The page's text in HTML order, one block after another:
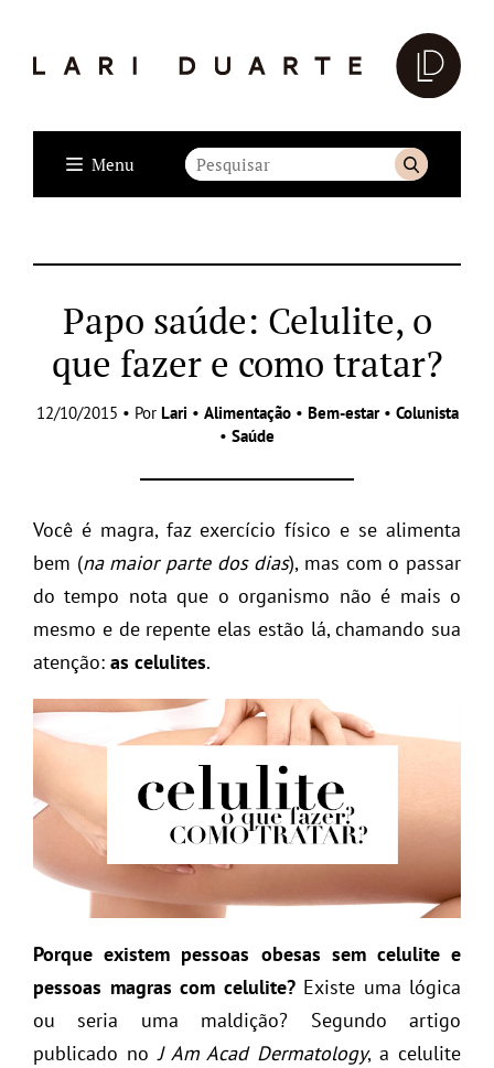
Menu
Papo saúde: Celulite, o
que fazer e como tratar?
12/10/2015 • Por Lari • Alimentação• Bem-estar• Colunista
• Saúde
Você é magra, faz exercício físico e se alimenta
bem (na maior parte dos dias), mas com o passar
do tempo nota que o organismo não é mais o
mesmo e de repente elas estão lá, chamando sua
atenção: as celulites.
Porque existem pessoas obesas sem celulite e
pessoas magras com celulite?Existe uma lógica
ou seria uma maldição? Segundo artigo
publicado noJ Am Acad Dermatology, a celulite